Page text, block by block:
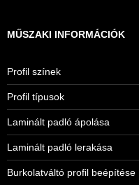
MŰSZAKI INFORMÁCIÓK
Profil színek
Profil típusok
Laminált padló ápolása
Laminált padló lerakása
Burkolatváltó profil beépítése